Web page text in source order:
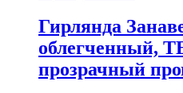
Гирлянда
прозрачный